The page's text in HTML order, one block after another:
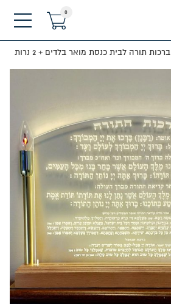
0
תפריט
ברכות תורה לבית כנסת מואר בלדים + 2 נרות